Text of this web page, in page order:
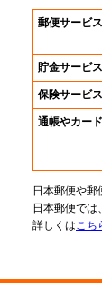
郵便サービ
貯金サービ
保険サービ
通帳やカー
日本郵便や郵
日本郵便では
詳しくはこち